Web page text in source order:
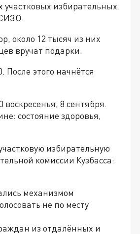
участковых избирательных
около 12 тысяч из них
вручат подарки.
После этого начнётся
8 сентября.
состояние здоровья,
избирательную
комиссии Кузбасса:
механизмом
не по месту
из отдалённых и